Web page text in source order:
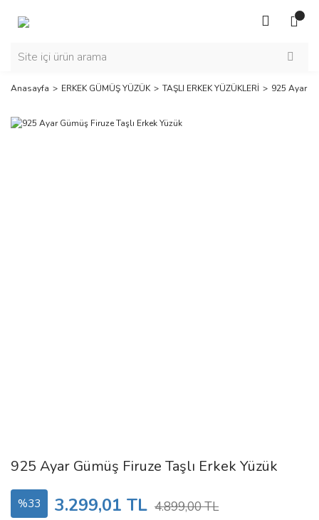
Anasayfa ERKEK GÜMÜŞ YÜZÜK TAŞLI ERKEK YÜZÜKLERİ 925 Ayar
925 Ayar Gümüş Firuze Taşlı Erkek Yüzük
%33 3.299,01 TL 4.899,00 TL